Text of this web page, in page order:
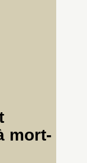
mort-